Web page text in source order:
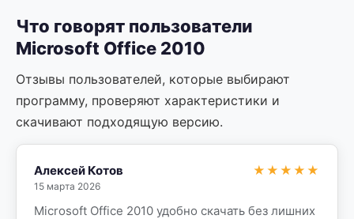
Что говорят пользователи
Microsoft Office 2010
Отзывы пользователей, которые выбирают
программу, проверяют характеристики и
скачивают подходящую версию.
Алексей Котов
15 марта 2026
★★★★★
Microsoft Office 2010 удобно скачать без лишних